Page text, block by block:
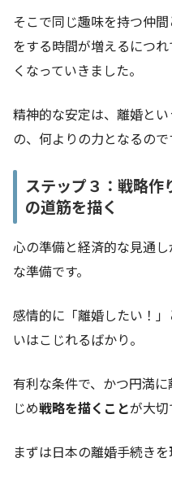
そこで同じ趣味を持つ仲
をする時間が増えるにつ
くなっていきました。
精神的な安定は、離婚と
の、何よりの力となるので
ステップ３：戦略
の道筋を描く
心の準備と経済的な見通
な準備です。
感情的に「離婚したい！
いはこじれるばかり。
有利な条件で、かつ円満
じめ戦略を描くことが大切
まずは日本の離婚手続きを